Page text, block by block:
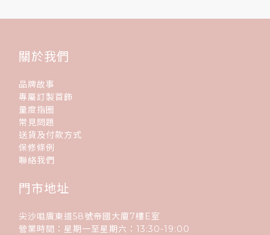
關於我們
品牌故事
專屬訂製首飾
量度指圈
常見問題
送貨及付款方式
保修條例
聯絡我們
門市地址
尖沙咀廣東道58號帝國大廈7樓E室
營業時間：星期一至星期六：13:30-19:00